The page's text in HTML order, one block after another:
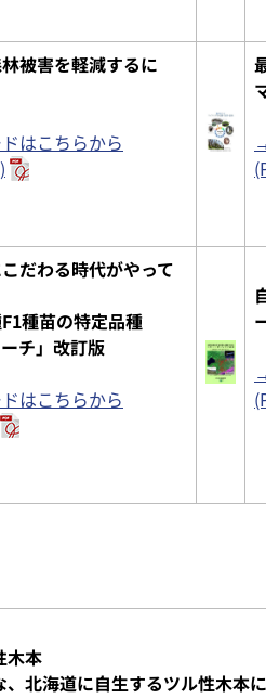
被害を軽減するに
はこちらから
最
マ
→
だわる時代がやって
種苗の特定品種
ーチ」改訂版
はこちらから
自
ー
→
木本
北海道に自生するツル性木本に